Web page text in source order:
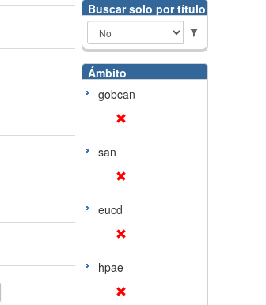
Buscar solo por título
Ámbito
gobcan
san
eucd
hpae